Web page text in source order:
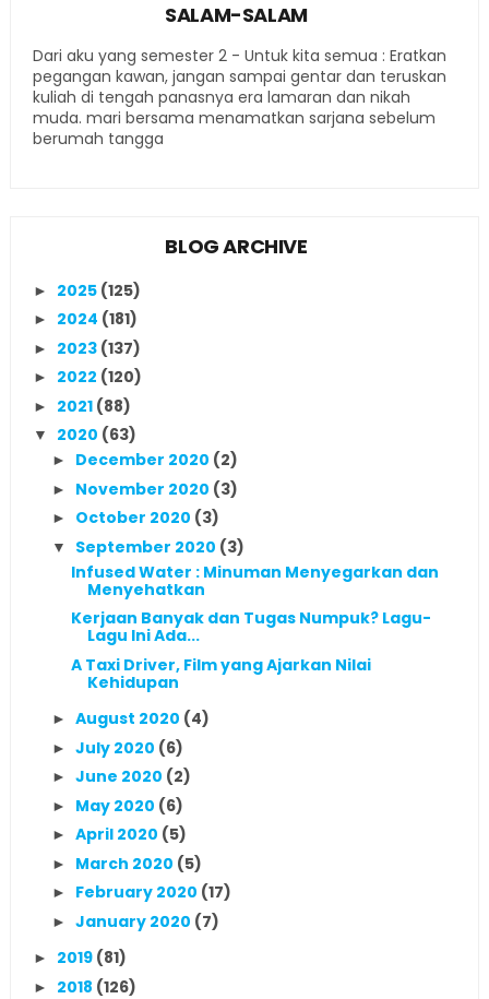
SALAM-SALAM
Dari aku yang semester 2 - Untuk kita semua : Eratkan
pegangan kawan, jangan sampai gentar dan teruskan
kuliah di tengah panasnya era lamaran dan nikah
muda. mari bersama menamatkan sarjana sebelum
berumah tangga
BLOG ARCHIVE
► 2025 (125)
► 2024 (181)
► 2023 (137)
► 2022 (120)
► 2021 (88)
▼ 2020 (63)
► December 2020 (2)
► November 2020 (3)
► October 2020 (3)
▼ September 2020 (3)
Infused Water : Minuman Menyegarkan dan
Menyehatkan
Kerjaan Banyak dan Tugas Numpuk? Lagu-
Lagu Ini Ada...
A Taxi Driver, Film yang Ajarkan Nilai
Kehidupan
► August 2020 (4)
► July 2020 (6)
► June 2020 (2)
► May 2020 (6)
► April 2020 (5)
► March 2020 (5)
► February 2020 (17)
► January 2020 (7)
► 2019 (81)
► 2018 (126)